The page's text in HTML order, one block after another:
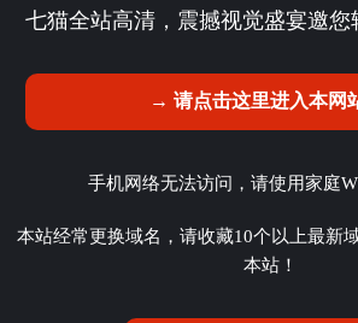
七猫全站高清，震撼视觉盛宴邀您
→ 请点击这里进入本网
手机网络无法访问，请使用家庭
本站经常更换域名，请收藏10个以上最新
本站！